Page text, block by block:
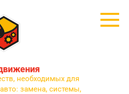
необходимых для
замена, системы,